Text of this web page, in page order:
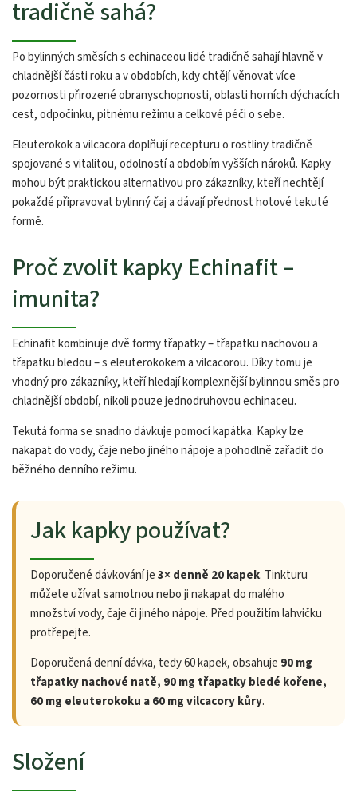
tradičně sahá?
Po bylinných směsích s echinaceou lidé tradičně sahají hlavně v
chladnější části roku a v obdobích, kdy chtějí věnovat více
pozornosti přirozené obranyschopnosti, oblasti horních dýchacích
cest, odpočinku, pitnému režimu a celkové péči o sebe.
Eleuterokok a vilcacora doplňují recepturu o rostliny tradičně
spojované s vitalitou, odolností a obdobím vyšších nároků. Kapky
mohou být praktickou alternativou pro zákazníky, kteří nechtějí
pokaždé připravovat bylinný čaj a dávají přednost hotové tekuté
formě.
Proč zvolit kapky Echinafit –
imunita?
Echinafit kombinuje dvě formy třapatky – třapatku nachovou a
třapatku bledou – s eleuterokokem a vilcacorou. Díky tomu je
vhodný pro zákazníky, kteří hledají komplexnější bylinnou směs pro
chladnější období, nikoli pouze jednodruhovou echinaceu.
Tekutá forma se snadno dávkuje pomocí kapátka. Kapky lze
nakapat do vody, čaje nebo jiného nápoje a pohodlně zařadit do
běžného denního režimu.
Jak kapky používat?
Doporučené dávkování je3× denně 20 kapek. Tinkturu
můžete užívat samotnou nebo ji nakapat do malého
množství vody, čaje či jiného nápoje. Před použitím lahvičku
protřepejte.
Doporučená denní dávka, tedy 60 kapek, obsahuje 90 mg
třapatky nachové natě, 90 mg třapatky bledé kořene,
60 mg eleuterokoku a 60 mg vilcacory kůry.
Složení